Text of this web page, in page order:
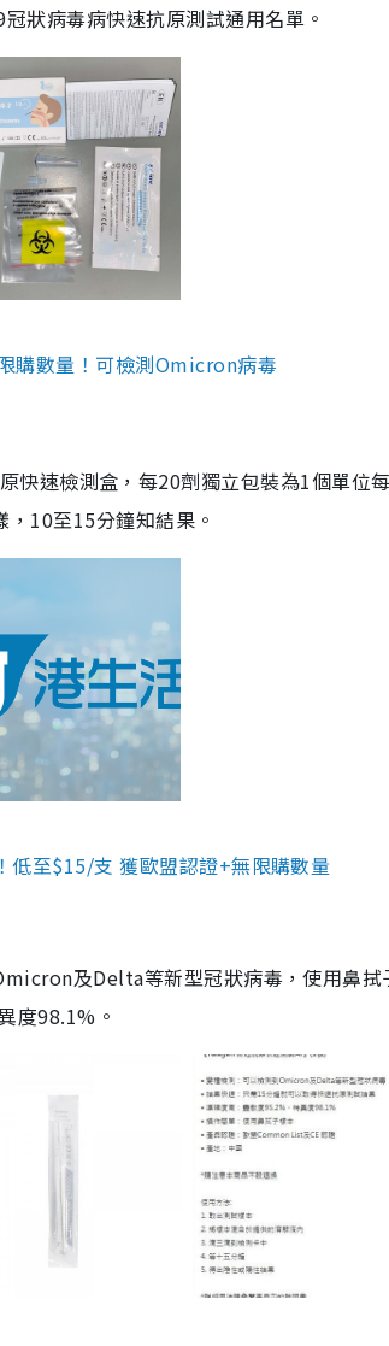
狀病毒病快速抗原測試通用名單。
購數量！可檢測Omicron病毒
快速檢測盒，每20劑獨立包裝為1個單位
10至15分鐘知結果。
低至$15/支 獲歐盟認證+無限購數量
及Delta等新型冠狀病毒，使用鼻拭
度98.1%。